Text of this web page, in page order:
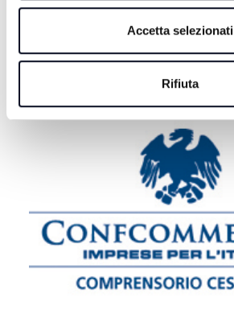
Accetta selezionati
Rifiuta
dimostrare il mio valore" | VIDEO